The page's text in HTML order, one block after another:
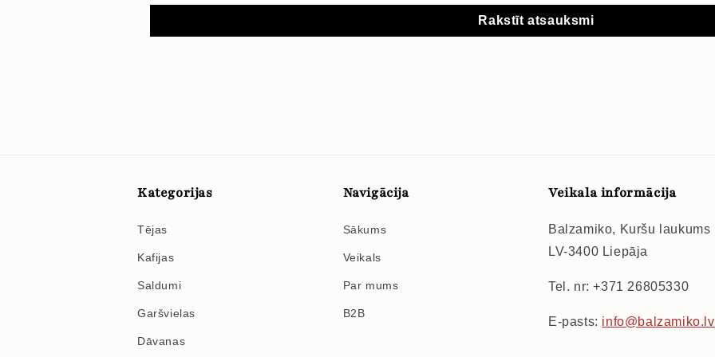
Rakstīt atsauksmi
Kategorijas
Tējas
Kafijas
Saldumi
Garšvielas
Dāvanas
Navigācija
Sākums
Veikals
Par mums
B2B
Veikala informācija
Balzamiko, Kuršu laukums
LV-3400 Liepāja
Tel. nr: +371 26805330
E-pasts: info@balzamiko.lv